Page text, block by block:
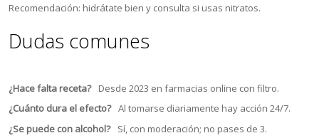
Recomendación: hidrátate bien y consulta si usas nitratos.
Dudas comunes
¿Hace falta receta? Desde 2023 en farmacias online con filtro.
¿Cuánto dura el efecto? Al tomarse diariamente hay acción 24/7.
¿Se puede con alcohol? Sí, con moderación; no pases de 3.